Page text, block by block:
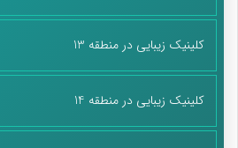
کلینیک زیبایی در منطقه 13
کلینیک زیبایی در منطقه 14